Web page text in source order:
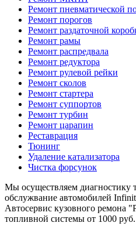
Ремонт пневматической
Ремонт порогов
Ремонт раздаточной
Ремонт рамы
Ремонт распредвала
Ремонт редуктора
Ремонт рулевой рейки
Ремонт сколов
Ремонт стартера
Ремонт суппортов
Ремонт турбин
Ремонт царапин
Реставрация
Тюнинг
Удаление катализатора
Чистка форсунок
Мы осуществляем диагностику
обслужвание автомобилей
Автосервис кузовного ремона
топливной системы от 1000 руб.